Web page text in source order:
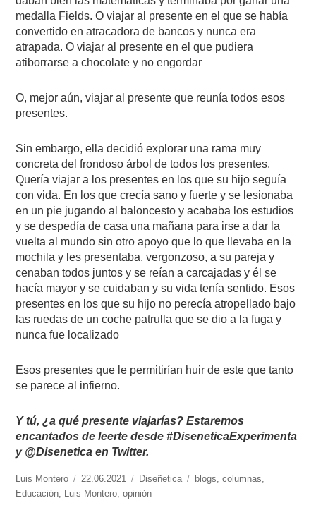
medalla Fields. O viajar al presente en el que se había
convertido en atracadora de bancos y nunca era
atrapada. O viajar al presente en el que pudiera
atiborrarse a chocolate y no engordar
O, mejor aún, viajar al presente que reunía todos esos
presentes.
Sin embargo, ella decidió explorar una rama muy
concreta del frondoso árbol de todos los presentes.
Quería viajar a los presentes en los que su hijo seguía
con vida. En los que crecía sano y fuerte y se lesionaba
en un pie jugando al baloncesto y acababa los estudios
y se despedía de casa una mañana para irse a dar la
vuelta al mundo sin otro apoyo que lo que llevaba en la
mochila y les presentaba, vergonzoso, a su pareja y
cenaban todos juntos y se reían a carcajadas y él se
hacía mayor y se cuidaban y su vida tenía sentido. Esos
presentes en los que su hijo no perecía atropellado bajo
las ruedas de un coche patrulla que se dio a la fuga y
nunca fue localizado
Esos presentes que le permitirían huir de este que tanto
se parece al infierno.
Y tú, ¿a qué presente viajarías? Estaremos
encantados de leerte desde #DiseneticaExperimenta
y @Disenetica en Twitter.
https://www.experimenta.es/author/luis-
montero/
Luis Montero
Publicado
el
22.06.2021 Categorías
Diseñetica Etiquetas
blogs ,columnas
Educación
Luis Montero ,opinión